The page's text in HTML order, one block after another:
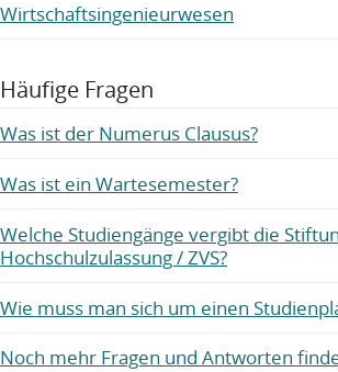
Wirtschaftsingenieurwesen
Häufige Fragen
Was ist der Numerus Clausus?
Was ist ein Wartesemester?
Welche Studiengänge vergibt die
Hochschulzulassung / ZVS?
Wie muss man sich um einen
Noch mehr Fragen und Antworten